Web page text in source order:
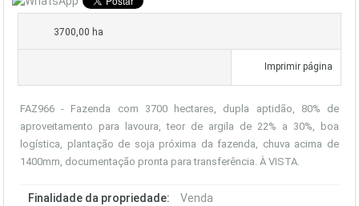
3700,00 ha
Imprimir página
FAZ966 - Fazenda com 3700 hectares, dupla aptidão, 80% de
aproveitamento para lavoura, teor de argila de 22% a 30%, boa
logística, plantação de soja próxima da fazenda, chuva acima de
1400mm, documentação pronta para transferência. À VISTA.
Finalidade da propriedade: Venda